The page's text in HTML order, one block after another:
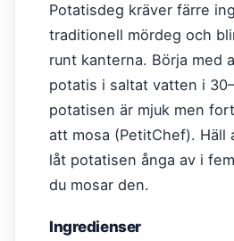
Potatisdeg kräver färre
traditionell mördeg och
runt kanterna. Börja med
potatis i saltat vatten i
potatisen är mjuk men
att mosa (PetitChef). Häll
låt potatisen ånga av i
du mosar den.
Ingredienser